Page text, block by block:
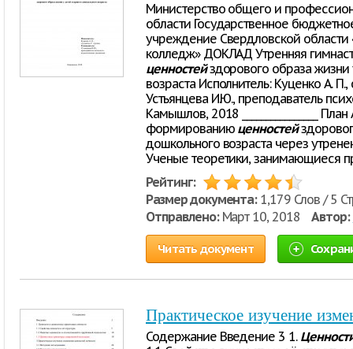
Министерство общего и
области Государственное
учреждение Свердловской
колледж» ДОКЛАД Утренняя
ценностейздорового образа жизни
возраста Исполнитель: Куценко А.
Устьянцева И.Ю., преподаватель
Камышлов, 2018 ________________
формированию ценностей
дошкольного возраста через
Ученые теоретики, занимающиеся
Рейтинг:
Размер документа:1,179 Слов / 5
Отправлено:Март 10, 2018 Автор:
Читать документ
Практическое изучение
Содержание Введение 3 1.